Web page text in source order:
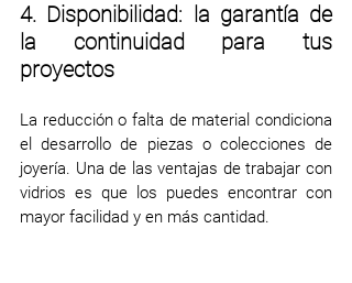
4. Disponibilidad: la garantía de
la continuidad para tus
proyectos
La reducción o falta de material condiciona
el desarrollo de piezas o colecciones de
joyería. Una de las ventajas de trabajar con
vidrios es que los puedes encontrar con
mayor facilidad y en más cantidad.